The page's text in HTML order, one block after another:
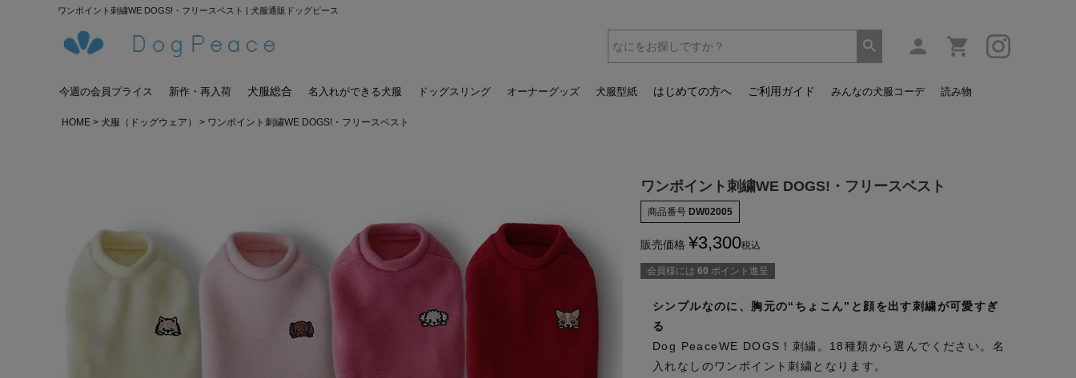
ワンポイント刺繍WE DOGS!・フリースベスト | 犬服通販ドッグピース
今週の会員プライス 新作・再入荷 犬服総合 名入れができる犬服 ドッグスリング オーナーグッズ 犬服型紙 はじめての方へ ご利用ガイド みんなの犬服コーデ 読み物
HOME 犬服（ドッグウェア） ワンポイント刺繍WE DOGS!・フリースベスト
ワンポイント刺繍WE DOGS!・フリースベスト
商品番号 DW02005
販売価格 ¥3,300税込
会員様には 60 ポイント進呈
シンプルなのに、胸元の“ちょこん”と顔を出す刺繍が可愛すぎ
る
Dog PeaceWE DOGS！刺繍。18種類から選んでください。名
入れなしのワンポイント刺繍となります。